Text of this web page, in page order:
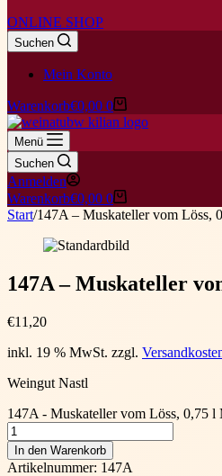
ONLINE SHOP
Suchen
Mein Konto
Warenkorb€0,00 0
Menü
Suchen
Anmelden
Warenkorb€0,00 0
Start/147A – Muskateller vom Löss,
147A – Muskateller
€11,20
inkl. 19 % MwSt. zzgl.
Weingut Nastl
147A - Muskateller vom Löss, 0,75 l
In den Warenkorb
Artikelnummer: 147A